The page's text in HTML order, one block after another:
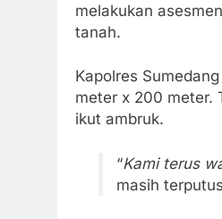
melakukan
tanah.
Kapolres
meter x 200 meter.
ikut ambruk.
“Kami terus
masih